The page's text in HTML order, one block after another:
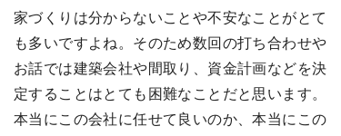
家づくりは分からないことや不安なことがとて
も多いですよね。そのため数回の打ち合わせや
お話では建築会社や間取り、資金計画などを決
定することはとても困難なことだと思います。
本当にこの会社に任せて良いのか、本当にこの